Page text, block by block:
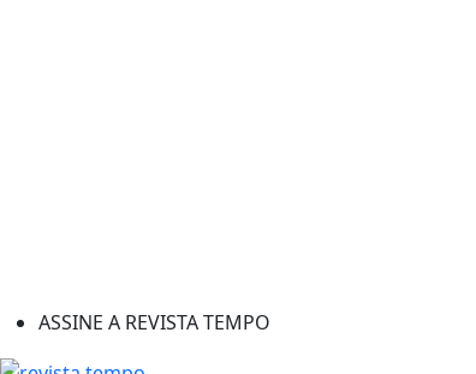
ASSINE A REVISTA TEMPO